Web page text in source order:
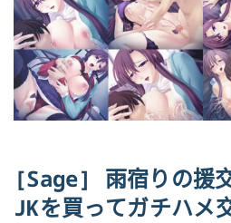
[Sage] 雨宿りの援
JKを買ってガチハメ